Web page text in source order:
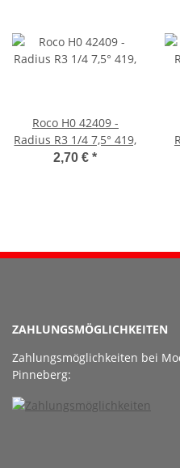
Roco H0 42409 -
Radius R3 1/4 7,5° 419,
2,70 €*
ZAHLUNGSMÖGLICHKEITEN
Zahlungsmöglichkeiten bei
Pinneberg: